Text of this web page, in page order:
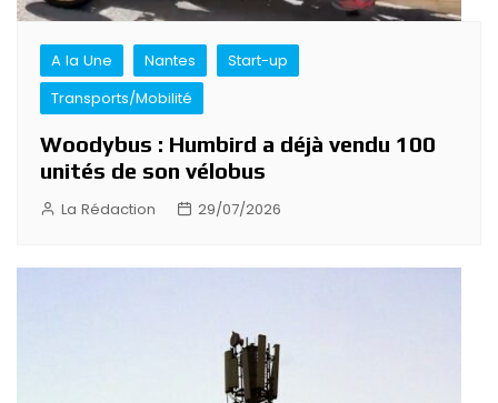
A la Une Nantes
Start-up
Transports/Mobilité
Woodybus : Humbird a déjà vendu 100
unités de son vélobus
La Rédaction 29/07/2026